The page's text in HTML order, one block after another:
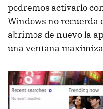
podremos activarlo
Windows no recuerda
abrimos de nuevo la
una ventana